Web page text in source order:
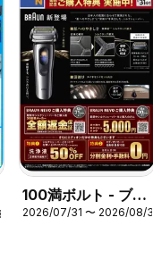
100満ボルト - ブラ
ウン最高峰シェーバ
2026/07/31 〜 2026/08/31